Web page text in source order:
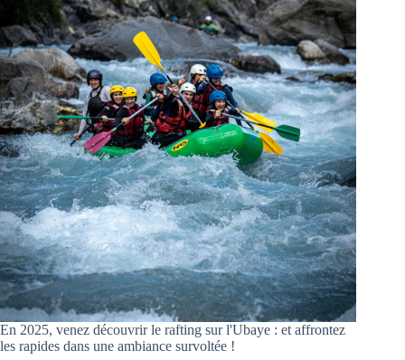
En 2025, venez découvrir le rafting sur l'Ubaye : et affrontez
les rapides dans une ambiance survoltée !